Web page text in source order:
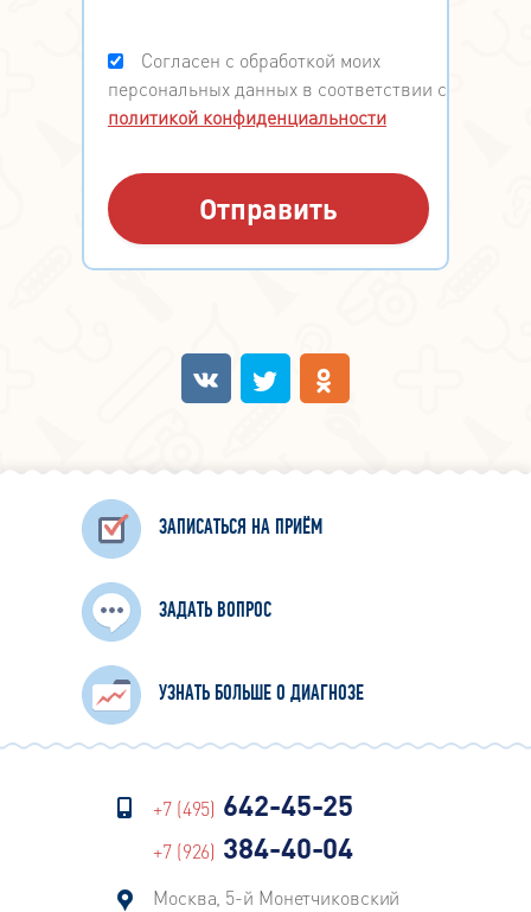
Согласен с обработкой моих
персональных данных в соответствии с
политикой конфиденциальности
ЗАПИСАТЬСЯ НА ПРИЁМ
ЗАДАТЬ ВОПРОС
УЗНАТЬ БОЛЬШЕ О ДИАГНОЗЕ
+7 (495) 642-45-25
+7 (926) 384-40-04
Москва, 5-й Монетчиковский